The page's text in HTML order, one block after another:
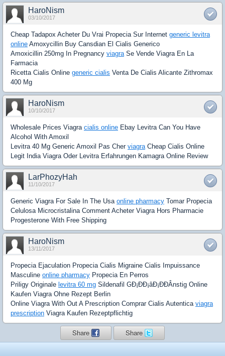
HaroNism
03/10/2017
Cheap Tadapox Acheter Du Vrai Propecia Sur Internet generic levitra
online Amoxycillin Buy Cansdian El Cialis Generico
Amoxicillin 250mg In Pregnancy viagraSe Vende Viagra En La
Farmacia
Ricetta Cialis Online generic cialis Venta De Cialis Alicante Zithromax
400 Mg
HaroNism
10/10/2017
Wholesale Prices Viagra cialis online Ebay Levitra Can You Have
Alcohol With Amoxil
Levitra 40 Mg Generic Amoxil Pas Cher viagraCheap Cialis Online
Legit India Viagra Oder Levitra Erfahrungen Kamagra Online Review
LarPhozyHah
11/10/2017
Generic Viagra For Sale In The Usa online pharmacy Tomar Propecia
Celulosa Microcristalina Comment Acheter Viagra Hors Pharmacie
Progesterone With Free Shipping
HaroNism
13/11/2017
Propecia Ejaculation Propecia Cialis Migraine Cialis Impuissance
Masculine online pharmacy Propecia En Perros
Priligy Originale levitra 60 mg Sildenafil GÐ¡ÐÐ¡âÐ¡ÐÐÂnstig Online
Kaufen Viagra Ohne Rezept Berlin
Online Viagra With Out A Prescription Comprar Cialis Autentica viagra
prescription Viagra Kaufen Rezeptpflichtig
Share Share